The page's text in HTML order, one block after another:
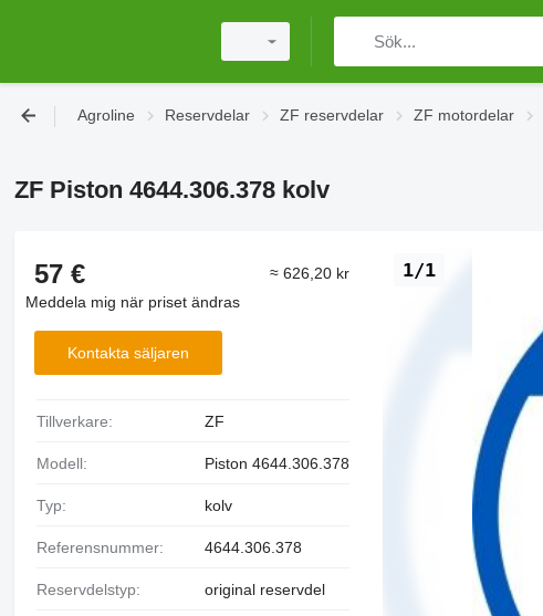
Agroline Reservdelar ZF reservdelar ZF motordelar
ZF Piston 4644.306.378 kolv
1/1
57 €
≈ 626,20 kr
Meddela mig när priset ändras
Kontakta säljaren
Tillverkare: ZF
Modell: Piston 4644.306.378
Typ: kolv
Referensnummer: 4644.306.378
Reservdelstyp: original reservdel